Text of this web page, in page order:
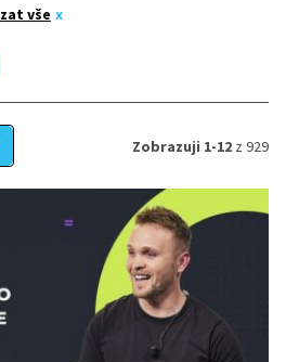
vše
Zobrazuji 1-12 z 929